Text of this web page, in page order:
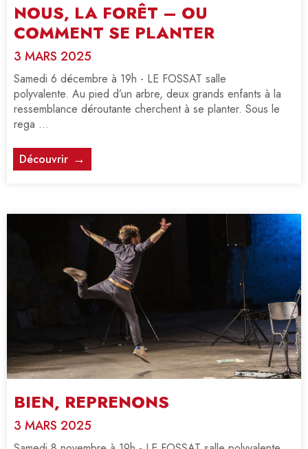
NOUS, LA FORÊT – OU
COMMENT SE PLANTER
3 MARS 2025
Samedi 6 décembre à 19h - LE FOSSAT salle
polyvalente. Au pied d’un arbre, deux grands enfants à la
ressemblance déroutante cherchent à se planter. Sous le
rega ...
Découvrir
BIEN, REPRENONS
3 MARS 2025